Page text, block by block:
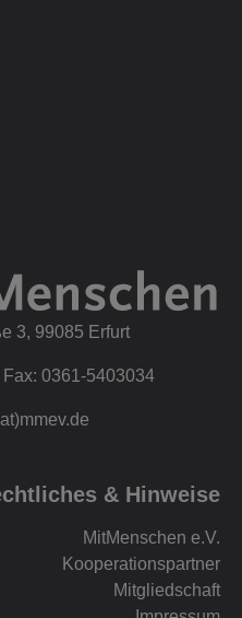
3, 99085 Erfurt
0361-5403034
& Hinweise
MitMenschen e.V.
Kooperationspartner
Mitgliedschaft